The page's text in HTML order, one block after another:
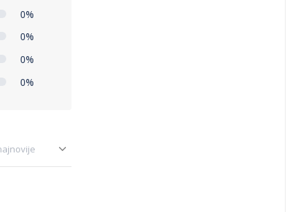
0%
0%
0%
0%